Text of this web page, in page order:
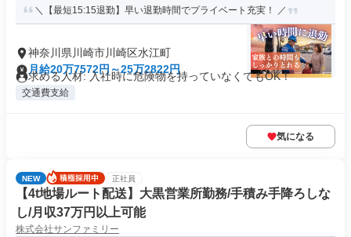
＼【最短15:15退勤】早い退勤時間でプライベート充実！ ／
神奈川県川崎市川崎区水江町
月給20万7572円～25万2822円
求める人材: 入社時に危険物を持っていなくてもOK！
交通費支給
気になる
NEW 正社員
【4t地場ルート配送】大黒営業所勤務/手積み手降ろしな
し/月収37万円以上可能
株式会社サンファミリー